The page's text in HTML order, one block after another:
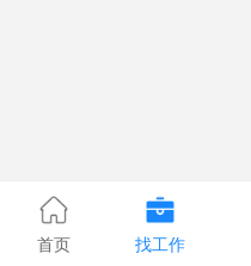
首页 找工作